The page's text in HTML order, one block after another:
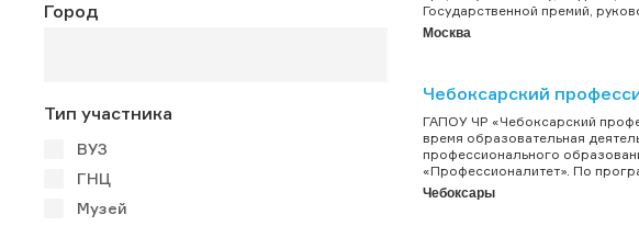
Город
Тип участника
ВУЗ
ГНЦ
Музей
Государственной премий,
Москва
Чебоксарский
ГАПОУ ЧР «Чебоксарский
время образовательная
профессионального
«Профессионалитет». По
Чебоксары